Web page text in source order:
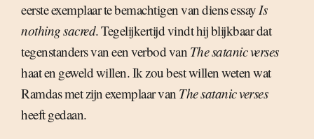
eerste exemplaar te bemachtigen van diens essayIs
nothing sacred. Tegelijkertijd vindt hij blijkbaar dat
tegenstanders van een verbod van The satanic verses
haat en geweld willen. Ik zou best willen weten wat
Ramdas met zijn exemplaar van The satanic verses
heeft gedaan.